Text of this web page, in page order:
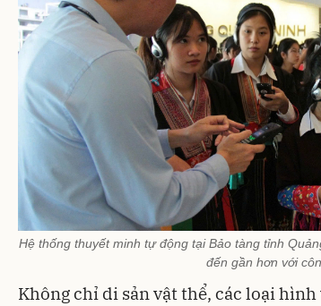
Hệ thống thuyết minh tự động tại Bảo tàng tỉnh
đến gần hơn với
Không chỉ di sản vật thể, các loại